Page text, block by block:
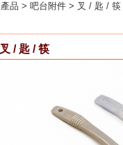
產品 > 吧台附件 > 叉 / 匙 / 筷
叉 / 匙 / 筷